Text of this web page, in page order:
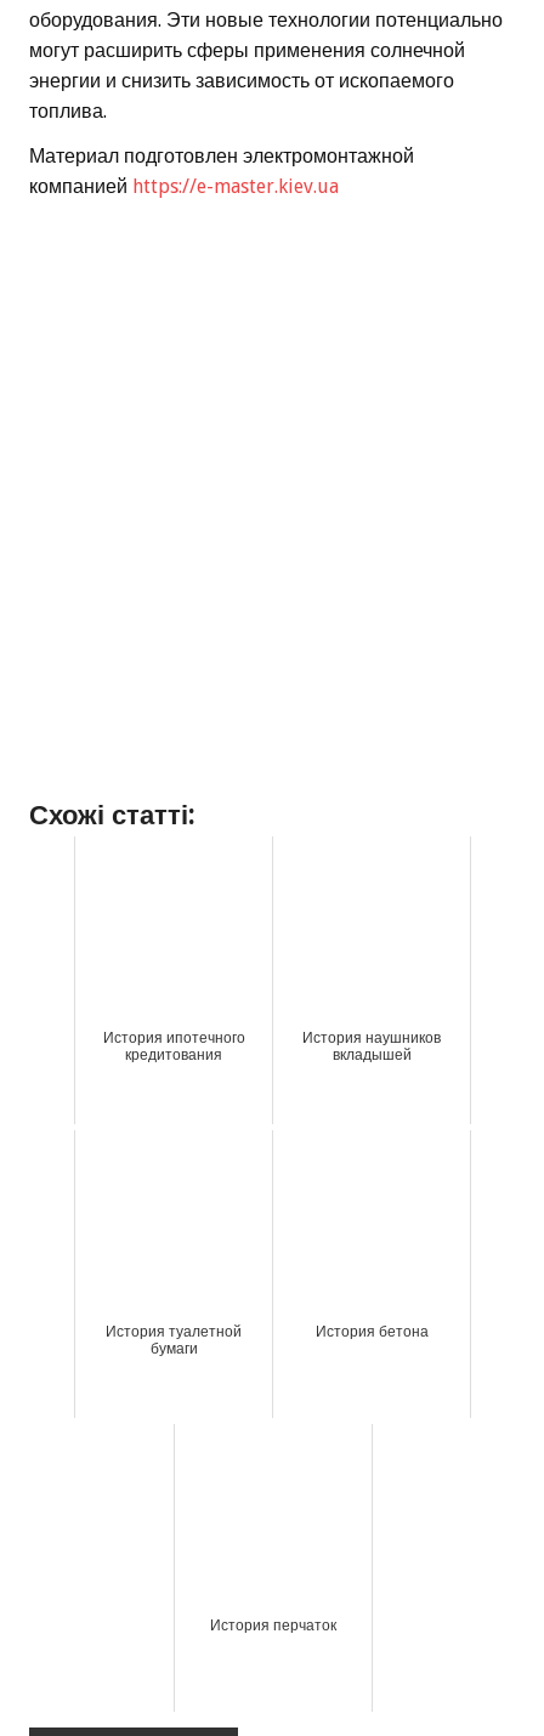
оборудования. Эти новые технологии потенциально
могут расширить сферы применения солнечной
энергии и снизить зависимость от ископаемого
топлива.
Материал подготовлен электромонтажной
компанией https://e-master.kiev.ua
Схожі статті:
История ипотечного
кредитования
История наушников
вкладышей
История туалетной
бумаги
История бетона
История перчаток